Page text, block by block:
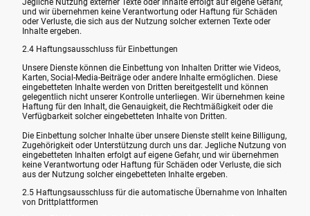
Jegliche Nutzung externer Texte oder Inhalte erfolgt auf eigene Gefahr,
und wir übernehmen keine Verantwortung oder Haftung für Schäden
oder Verluste, die sich aus der Nutzung solcher externen Texte oder
Inhalte ergeben.
2.4 Haftungsausschluss für Einbettungen
Unsere Dienste können die Einbettung von Inhalten Dritter wie Videos,
Karten, Social-Media-Beiträge oder andere Inhalte ermöglichen. Diese
eingebetteten Inhalte werden von Dritten bereitgestellt und können
gelegentlich nicht unserer Kontrolle unterliegen. Wir übernehmen keine
Haftung für den Inhalt, die Genauigkeit, die Rechtmäßigkeit oder die
Verfügbarkeit solcher eingebetteten Inhalte von Dritten.
Die Einbettung solcher Inhalte über unsere Dienste stellt keine Billigung,
Zugehörigkeit oder Unterstützung durch uns dar. Jegliche Nutzung von
eingebetteten Inhalten erfolgt auf eigene Gefahr, und wir übernehmen
keine Verantwortung oder Haftung für Schäden oder Verluste, die sich
aus der Nutzung solcher eingebetteten Inhalte ergeben.
2.5 Haftungsausschluss für die automatische Übernahme von Inhalten
von Drittplattformen